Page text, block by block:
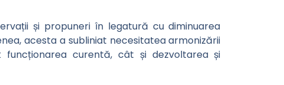
și propuneri în legatură cu diminuarea
acesta a subliniat necesitatea armonizării
curentă, cât și dezvoltarea și